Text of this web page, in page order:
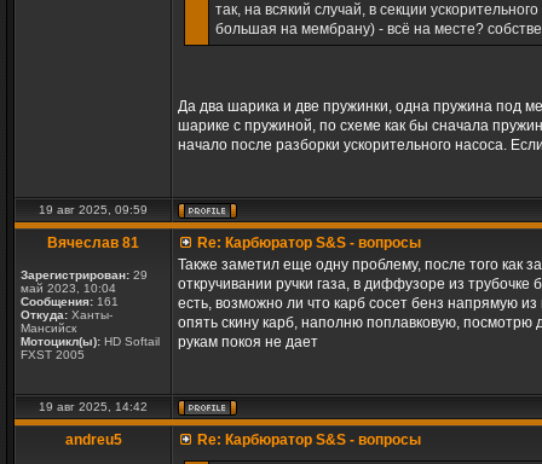
так, на всякий случай, в секции
большая на мембрану) - всё на месте?
Да два шарика и две пружинки, одна пружина под
шарике с пружиной, по схеме как бы сначала
начало после разборки ускорительного насоса.
19 авг 2025, 09:59
Вячеслав 81
Зарегистрирован: 29
май 2023, 10:04
Сообщения: 161
Откуда: Ханты-
Мансийск
Мотоцикл(ы): HD Softail
FXST 2005
Re: Карбюратор S&S - вопросы
Также заметил еще одну проблему, после того как
откручивании ручки газа, в диффузоре из
есть, возможно ли что карб сосет бенз напрямую
опять скину карб, наполню поплавковую, посмотрю
рукам покоя не дает
19 авг 2025, 14:42
andreu5 Re: Карбюратор S&S - вопросы